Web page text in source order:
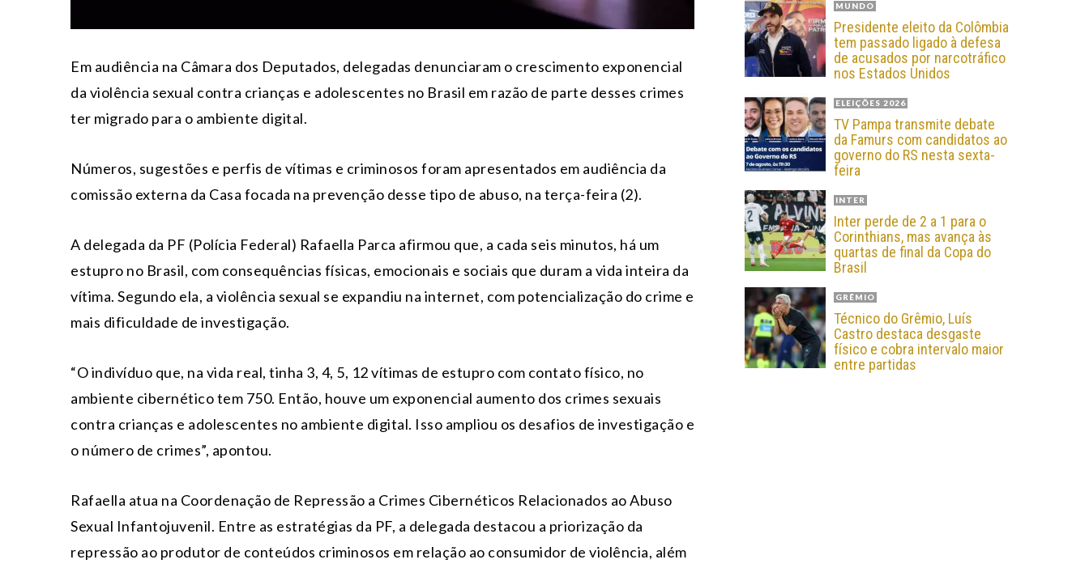
Em audiência na Câmara dos Deputados, delegadas denunciaram o crescimento exponencial
da violência sexual contra crianças e adolescentes no Brasil em razão de parte desses crimes
ter migrado para o ambiente digital.
Números, sugestões e perfis de vítimas e criminosos foram apresentados em audiência da
comissão externa da Casa focada na prevenção desse tipo de abuso, na terça-feira (2).
A delegada da PF (Polícia Federal) Rafaella Parca afirmou que, a cada seis minutos, há um
estupro no Brasil, com consequências físicas, emocionais e sociais que duram a vida inteira da
vítima. Segundo ela, a violência sexual se expandiu na internet, com potencialização do crime e
mais dificuldade de investigação.
“O indivíduo que, na vida real, tinha 3, 4, 5, 12 vítimas de estupro com contato físico, no
ambiente cibernético tem 750. Então, houve um exponencial aumento dos crimes sexuais
contra crianças e adolescentes no ambiente digital. Isso ampliou os desafios de investigação e
o número de crimes”, apontou.
Rafaella atua na Coordenação de Repressão a Crimes Cibernéticos Relacionados ao Abuso
Sexual Infantojuvenil. Entre as estratégias da PF, a delegada destacou a priorização da
repressão ao produtor de conteúdos criminosos em relação ao consumidor de violência, além
MUNDO
Presidente eleito da Colômbia
tem passado ligado à defesa
de acusados por narcotráfico
nos Estados Unidos
ELEIÇÕES 2026
TV Pampa transmite debate
da Famurs com candidatos ao
governo do RS nesta sexta-
feira
INTER
Inter perde de 2 a 1 para o
Corinthians, mas avança às
quartas de final da Copa do
Brasil
GRÊMIO
Técnico do Grêmio, Luís
Castro destaca desgaste
físico e cobra intervalo maior
entre partidas